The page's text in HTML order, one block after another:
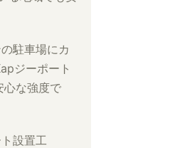
駐車場にカ
ジーポート
心な強度で
設置工